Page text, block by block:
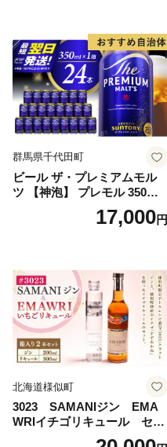
群馬県千代田町
ビール ザ・プレミアムモル
ツ 【神泡】 プレモル 350ml
× 24本 サントリー〈天然水の
ビール工場〉群馬※沖縄・離
17,000円
北海道様似町
3023 SAMANIジン EMA
WRIイチゴリキュール セッ
ト（箱入り）【大人の味 酒